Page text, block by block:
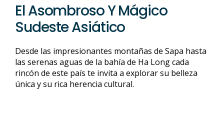
El Asombroso Y Mágico
Sudeste Asiático
Desde las impresionantes montañas de Sapa hasta
las serenas aguas de la bahía de Ha Long cada
rincón de este país te invita a explorar su belleza
única y su rica herencia cultural.